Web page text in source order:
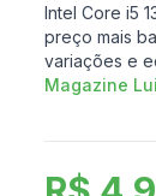
Intel Core i5
preço mais
variações e
Magazine